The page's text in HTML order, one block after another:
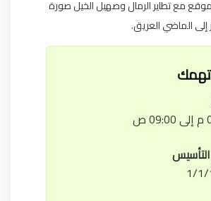
مع تطاير الرمال وصهيل الخيل صورة
إلى الماضي العريق.
ص
1/1/